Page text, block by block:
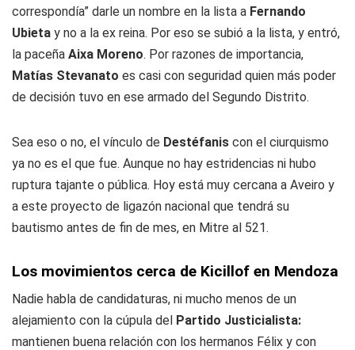
correspondía” darle un nombre en la lista a Fernando
Ubieta y no a la ex reina. Por eso se subió a la lista, y entró,
la paceña Aixa Moreno. Por razones de importancia,
Matías Stevanato es casi con seguridad quien más poder
de decisión tuvo en ese armado del Segundo Distrito.
Sea eso o no, el vínculo de Destéfanis con el ciurquismo
ya no es el que fue. Aunque no hay estridencias ni hubo
ruptura tajante o pública. Hoy está muy cercana a Aveiro y
a este proyecto de ligazón nacional que tendrá su
bautismo antes de fin de mes, en Mitre al 521.
Los movimientos cerca de Kicillof en Mendoza
Nadie habla de candidaturas, ni mucho menos de un
alejamiento con la cúpula del Partido Justicialista:
mantienen buena relación con los hermanos Félix y con